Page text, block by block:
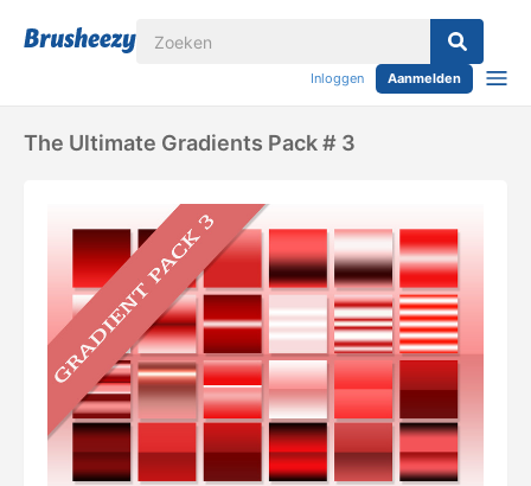
Inloggen Aanmelden
The Ultimate Gradients Pack # 3